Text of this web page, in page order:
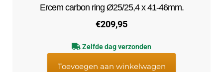
Ercem carbon ring Ø25/25,4 x 41-46mm.
€209,95
Zelfde dag verzonden
Toevoegen aan winkelwagen